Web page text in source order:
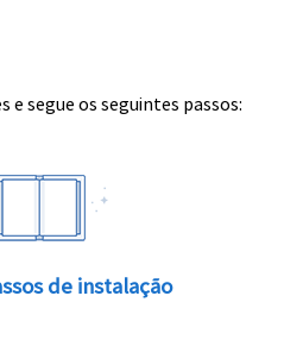
e segue os seguintes passos:
de instalação